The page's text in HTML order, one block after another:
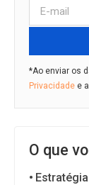
*Ao enviar os
Privacidade e
O que